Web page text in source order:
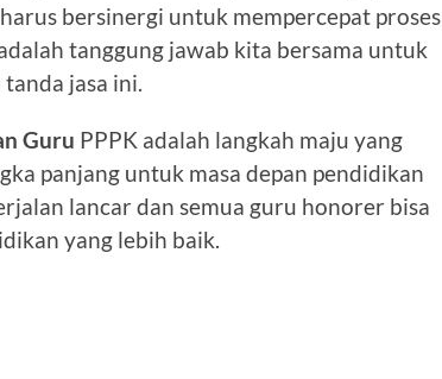
bersinergi untuk mempercepat proses
tanggung jawab kita bersama untuk
jasa ini.
Guru PPPK adalah langkah maju yang
panjang untuk masa depan pendidikan
lancar dan semua guru honorer bisa
yang lebih baik.